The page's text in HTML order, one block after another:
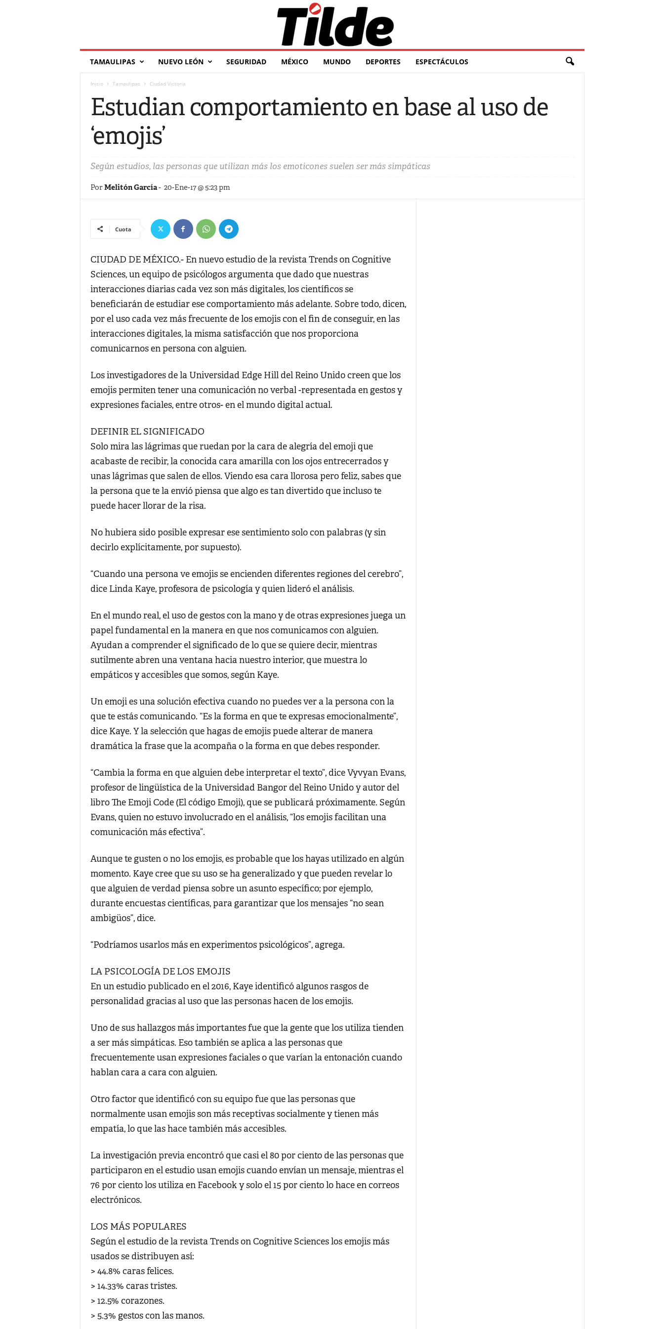
T
l
TAMAULIPAS NUEVO LEÓN SEGURIDAD MÉXICO MUNDO DEPORTES ESPECTÁCULOS
Inicio Tamaulipas Ciudad Victoria
Estudian comportamiento en base al uso de
‘emojis’
Según estudios, las personas que utilizan más los emoticones suelen ser más simpáticas
PorMelitón García- 20-Ene-17 @ 5:23 pm
Cuota
CIUDAD DE MÉXICO.- En nuevo estudio de la revista Trends on Cognitive
Sciences, un equipo de psicólogos argumenta que dado que nuestras
interacciones diarias cada vez son más digitales, los científicos se
beneficiarán de estudiar ese comportamiento más adelante. Sobre todo, dicen,
por el uso cada vez más frecuente de los emojis con el fin de conseguir, en las
interacciones digitales, la misma satisfacción que nos proporciona
comunicarnos en persona con alguien.
Los investigadores de la Universidad Edge Hill del Reino Unido creen que los
emojis permiten tener una comunicación no verbal -representada en gestos y
expresiones faciales, entre otros- en el mundo digital actual.
DEFINIR EL SIGNIFICADO
Solo mira las lágrimas que ruedan por la cara de alegría del emoji que
acabaste de recibir, la conocida cara amarilla con los ojos entrecerrados y
unas lágrimas que salen de ellos. Viendo esa cara llorosa pero feliz, sabes que
la persona que te la envió piensa que algo es tan divertido que incluso te
puede hacer llorar de la risa.
No hubiera sido posible expresar ese sentimiento solo con palabras (y sin
decirlo explícitamente, por supuesto).
“Cuando una persona ve emojis se encienden diferentes regiones del cerebro”,
dice Linda Kaye, profesora de psicología y quien lideró el análisis.
En el mundo real, el uso de gestos con la mano y de otras expresiones juega un
papel fundamental en la manera en que nos comunicamos con alguien.
Ayudan a comprender el significado de lo que se quiere decir, mientras
sutilmente abren una ventana hacia nuestro interior, que muestra lo
empáticos y accesibles que somos, según Kaye.
Un emoji es una solución efectiva cuando no puedes ver a la persona con la
que te estás comunicando. “Es la forma en que te expresas emocionalmente”,
dice Kaye. Y la selección que hagas de emojis puede alterar de manera
dramática la frase que la acompaña o la forma en que debes responder.
“Cambia la forma en que alguien debe interpretar el texto”, dice Vyvyan Evans,
profesor de lingüística de la Universidad Bangor del Reino Unido y autor del
libro The Emoji Code (El código Emoji), que se publicará próximamente. Según
Evans, quien no estuvo involucrado en el análisis, “los emojis facilitan una
comunicación más efectiva”.
Aunque te gusten o no los emojis, es probable que los hayas utilizado en algún
momento. Kaye cree que su uso se ha generalizado y que pueden revelar lo
que alguien de verdad piensa sobre un asunto específico; por ejemplo,
durante encuestas científicas, para garantizar que los mensajes “no sean
ambigüos”, dice.
“Podríamos usarlos más en experimentos psicológicos”, agrega.
LA PSICOLOGÍA DE LOS EMOJIS
En un estudio publicado en el 2016, Kaye identificó algunos rasgos de
personalidad gracias al uso que las personas hacen de los emojis.
Uno de sus hallazgos más importantes fue que la gente que los utiliza tienden
a ser más simpáticas. Eso también se aplica a las personas que
frecuentemente usan expresiones faciales o que varían la entonación cuando
hablan cara a cara con alguien.
Otro factor que identificó con su equipo fue que las personas que
normalmente usan emojis son más receptivas socialmente y tienen más
empatía, lo que las hace también más accesibles.
La investigación previa encontró que casi el 80 por ciento de las personas que
participaron en el estudio usan emojis cuando envían un mensaje, mientras el
76 por ciento los utiliza en Facebook y solo el 15 por ciento lo hace en correos
electrónicos.
LOS MÁS POPULARES
Según el estudio de la revista Trends on Cognitive Sciences los emojis más
usados se distribuyen así:
> 44.8% caras felices.
> 14.33% caras tristes.
> 12.5% corazones.
> 5.3% gestos con las manos.